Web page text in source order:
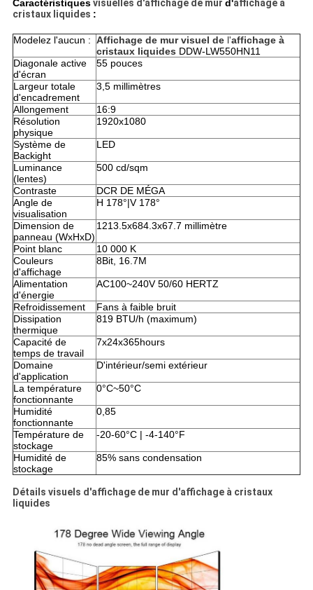
Caractéristiquesvisuelles d'affichage de mur d'affichage à
cristaux liquides :
Modelez l'aucun : Affichage de mur visuel del'affichage à
cristaux liquides DDW-LW550HN11
Diagonale active
d'écran
55 pouces
Largeur totale
d'encadrement
3,5 millimètres
Allongement
16:9
Résolution
physique
1920x1080
Système de
Backight
LED
Luminance
(lentes)
500 cd/sqm
Contraste
DCR DE MÉGA
Angle de
visualisation
H 178°|V 178°
Dimension de
panneau (WxHxD)
1213.5x684.3x67.7 millimètre
Point blanc
10 000 K
Couleurs
d'affichage
8Bit, 16.7M
Alimentation
d'énergie
AC100~240V 50/60 HERTZ
Refroidissement
Fans à faible bruit
Dissipation
thermique
819 BTU/h (maximum)
Capacité de
temps de travail
7x24x365hours
Domaine
d'application
D'intérieur/semi extérieur
La température
fonctionnante
0°C~50°C
Humidité
fonctionnante
0,85
Température de
stockage
-20-60°C | -4-140°F
Humidité de
stockage
85% sans condensation
Détails visuels d'affichage de mur d'affichage à cristaux
liquides